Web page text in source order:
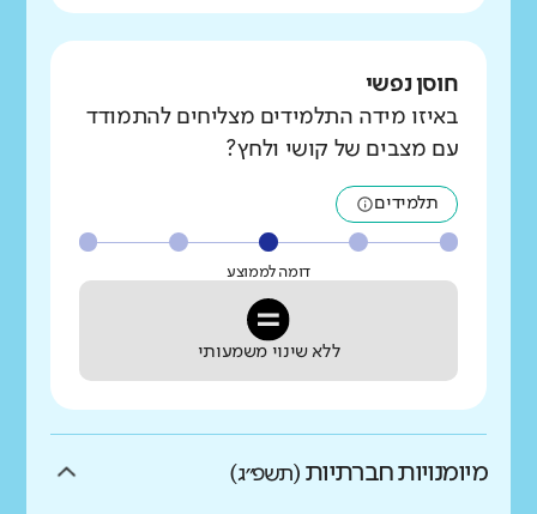
חוסן נפשי
באיזו מידה התלמידים מצליחים להתמודד
עם מצבים של קושי ולחץ?
תלמידים
דומה לממוצע
ללא שינוי משמעותי
מיומנויות חברתיות (תשפ״ג)